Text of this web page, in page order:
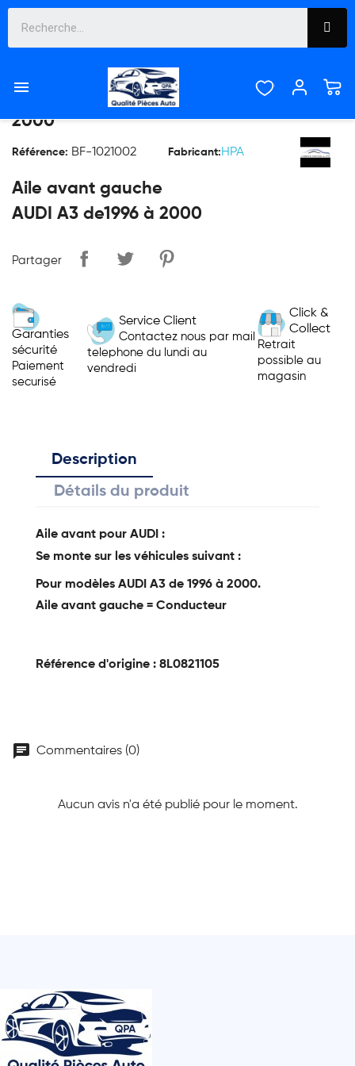

AILE AVANT GAUCHE AUDI A3 DE1996 À
2000
Référence: BF-1021002 Fabricant: HPA
Aile avant gauche
AUDI A3 de1996 à 2000
Partager
Garanties
sécurité
Paiement
securisé
Service Client
Contactez nous par mail
telephone du lundi au
vendredi
Click &
Collect
Retrait
possible au
magasin
Description
Détails du produit
Aile avant pour AUDI :
Se monte sur les véhicules suivant :
Pour modèles AUDI A3 de 1996 à 2000.
Aile avant gauche = Conducteur
Référence d'origine : 8L0821105
chat Commentaires (0)
Aucun avis n'a été publié pour le moment.